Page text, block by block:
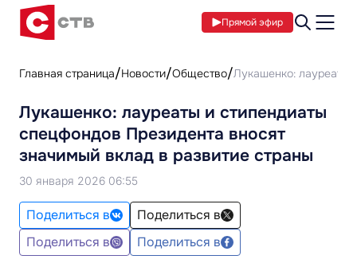
Прямой эфир
Главная страница Новости Общество Лукашенко: лауреаты
Лукашенко: лауреаты и стипендиаты
спецфондов Президента вносят
значимый вклад в развитие страны
30 января 2026 06:55
Поделиться в
Поделиться в
Поделиться в
Поделиться в